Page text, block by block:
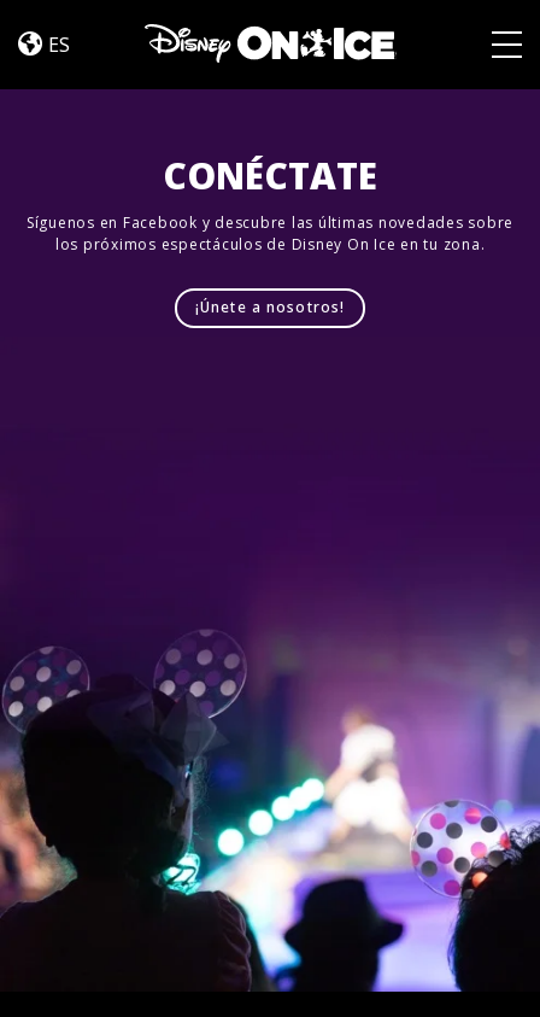
Info
Search
ES
CONÉCTATE
Síguenos en Facebook y descubre las últimas novedades sobre
los próximos espectáculos de Disney On Ice en tu zona.
¡Únete a nosotros!